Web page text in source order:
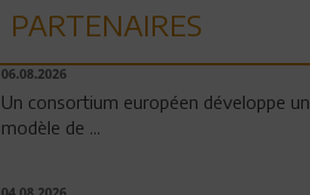
PARTENAIRES
06.08.2026
Un consortium européen développe un
modèle de ...